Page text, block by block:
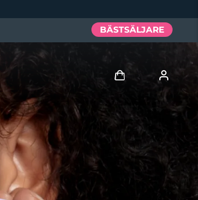
BÄSTSÄLJARE
Logga in
Användarprofil
Mina enheter